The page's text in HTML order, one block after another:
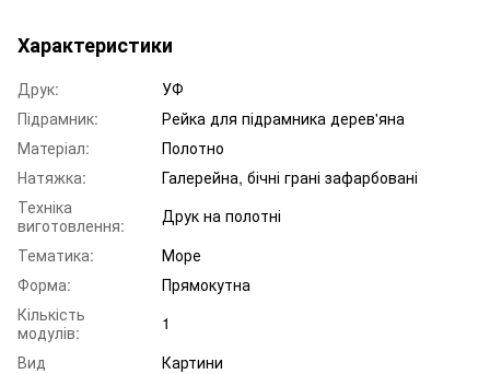
Характеристики
Друк:
УФ
Підрамник:
Рейка для підрамника дерев'яна
Матеріал:
Полотно
Натяжка:
Галерейна, бічні грані зафарбовані
Техніка
виготовлення:
Друк на полотні
Тематика:
Море
Форма:
Прямокутна
Кількість
модулів:
1
Вид
Картини